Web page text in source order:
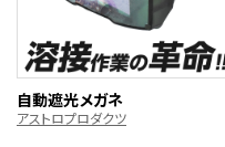
自動遮光メガネ
アストロプロダクツ